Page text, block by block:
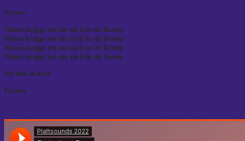
Extase
Nüms kriggt mi nie nich in de Kniep
Nüms kriggt mi nie nich in de Kniep
Nüms kriggt mi nie nich in de Kniep
Nüms kriggt mi nie nich in de Kniep
Nu bün ik free
Extase